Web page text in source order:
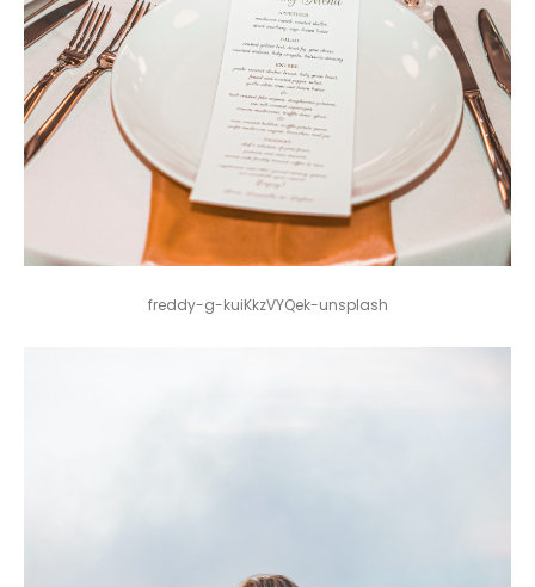
freddy-g-kuiKkzVYQek-unsplash